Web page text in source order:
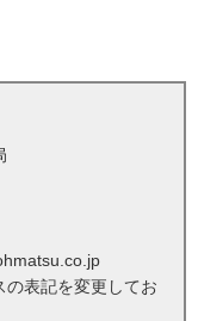
表記を変更してお